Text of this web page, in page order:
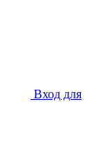
Вход для